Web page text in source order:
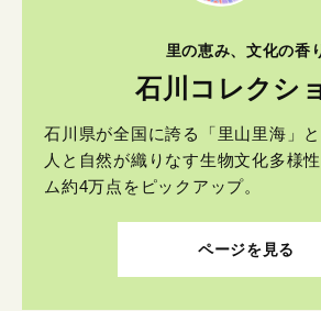
里の恵み、文化の香
石川コレクシ
石川県が全国に誇る「里山里海」と
人と自然が織りなす生物文化多様
ム約4万点をピックアップ。
ページを見る